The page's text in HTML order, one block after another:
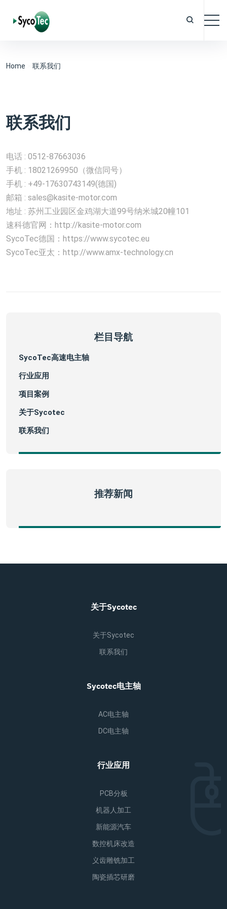
Home 联系我们
联系我们
电话 : 0512-87663036
手机 : 18021269950（微信同号）
手机 : +49-17630743149(德国)
邮箱 : sales@kasite-motor.com
地址 : 苏州工业园区金鸡湖大道99号纳米城20幢101
速科德官网：http://kasite-motor.com
SycoTec德国：https://www.sycotec.eu
SycoTec亚太：http://www.amx-technology.cn
栏目导航
SycoTec高速电主轴
行业应用
项目案例
关于Sycotec
联系我们
推荐新闻
关于Sycotec
关于Sycotec
联系我们
Sycotec电主轴
AC电主轴
DC电主轴
行业应用
PCB分板
机器人加工
新能源汽车
数控机床改造
义齿雕铣加工
陶瓷插芯研磨